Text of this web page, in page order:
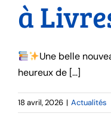
à
Une belle
heureux de [...]
18 avril, 2026 | Actualités